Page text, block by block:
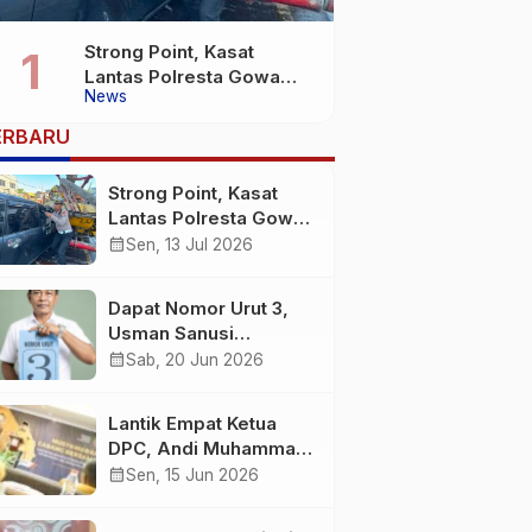
News
Strong Point, Kasat
Lantas Polresta Gowa
Sigap Bantu Korban
Strong Point, Kasat
Lantas Polresta Gowa
Sigap Bantu Korban
calendar_monthSen, 13 Jul 2026
Dapat Nomor Urut 3,
Usman Sanusi
Komitmen Jadikan
calendar_monthSab, 20 Jun 2026
Lantik Empat Ketua
DPC, Andi Muhammad
: Harus Bermental
calendar_monthSen, 15 Jun 2026